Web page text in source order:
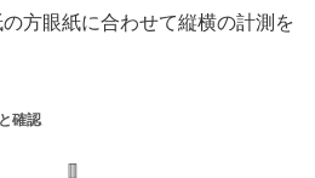
方眼紙に合わせて縦横の計測を
確認